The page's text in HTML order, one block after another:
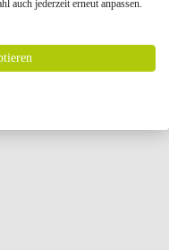
auch jederzeit erneut anpassen.